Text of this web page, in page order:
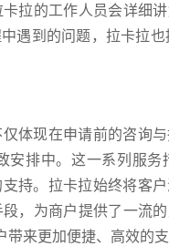
拉的工作人员会详细
遇到的问题，拉卡拉
体现在申请前的咨询
排中。这一系列服
持。拉卡拉始终将客
，为商户提供了一流
来更加便捷、高效的支